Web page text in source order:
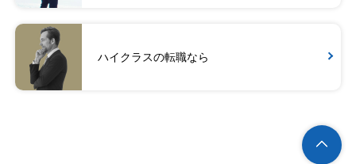
ハイクラスの転職なら